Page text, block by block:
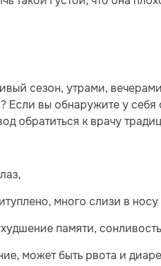
сезон, утрами,
Если вы обнаружите у
обратиться к врачу
много слизи в носу
памяти,
может быть рвота и